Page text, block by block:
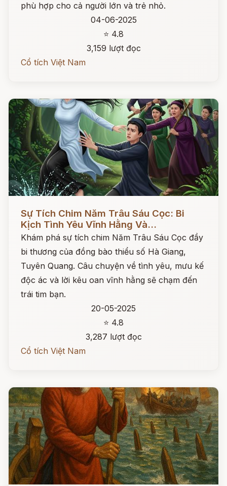
phù hợp cho cả người lớn và trẻ nhỏ.
04-06-2025
⭐ 4.8
3,159 lượt đọc
Cổ tích Việt Nam
Sự Tích Chim Năm Trâu Sáu Cọc: Bi
Kịch Tình Yêu Vĩnh Hằng Và...
Khám phá sự tích chim Năm Trâu Sáu Cọc đầy
bi thương của đồng bào thiểu số Hà Giang,
Tuyên Quang. Câu chuyện về tình yêu, mưu kế
độc ác và lời kêu oan vĩnh hằng sẽ chạm đến
trái tim bạn.
20-05-2025
⭐ 4.8
3,287 lượt đọc
Cổ tích Việt Nam